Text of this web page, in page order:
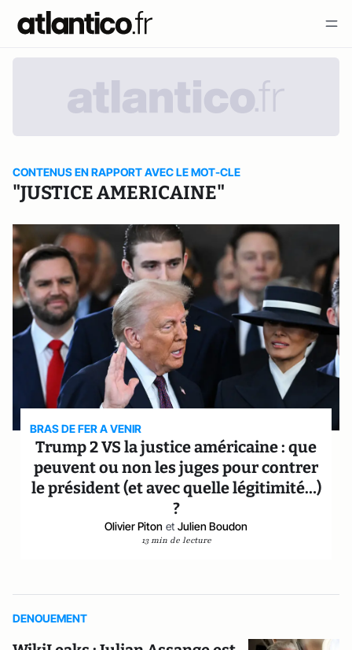
CONTENUS EN RAPPORT AVEC LE MOT-CLE
"JUSTICE AMERICAINE"
BRAS DE FER A VENIR
Trump 2 VS la justice américaine : que
peuvent ou non les juges pour contrer
le président (et avec quelle légitimité…)
?
Olivier Piton et Julien Boudon
13 min de lecture
DENOUEMENT